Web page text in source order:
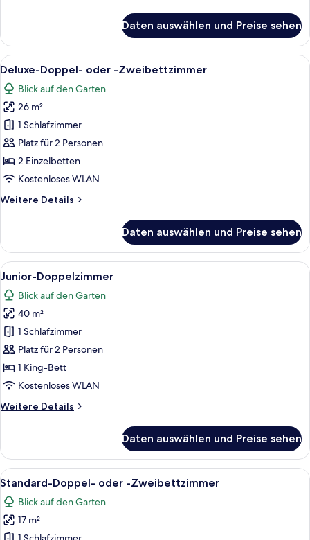
Doppel-
oder
-
Zweibettzimmer
Daten auswählen und Preise sehen
Alle
Fotos
für
Deluxe-
Doppel-
oder
-
Zweibettzimmer
Ein Hotelzimmer mit Glastisch, zwei
13
Deluxe-Doppel- oder -Zweibettzimmer
Blick auf den Garten
26 m²
1 Schlafzimmer
Platz für 2 Personen
2 Einzelbetten
Kostenloses WLAN
Weitere Details
Weitere
Doppel-
oder
-
Zweibettzimmer
Daten auswählen und Preise sehen
Alle
Fotos
für
Junior-
Doppelzimmer
anzeigen
Ein Hotelzimmer mit Bett,
11
Junior-Doppelzimmer
Blick auf den Garten
40 m²
1 Schlafzimmer
Platz für 2 Personen
1 King-Bett
Kostenloses WLAN
Weitere Details
Weitere
Doppelzimmer
Daten auswählen und Preise sehen
Alle
Fotos
für
Standard-
Ein ordentlich eingerichtetes
9
Standard-Doppel- oder -Zweibettzimmer
Blick auf den Garten
17 m²